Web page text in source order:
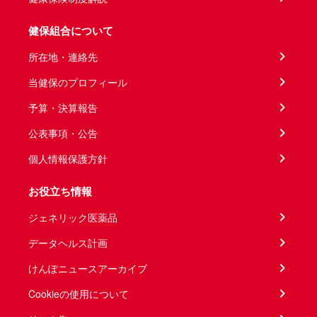
健保組合について
所在地・連絡先
当健保のプロフィール
予算・決算報告
公表事項・公告
個人情報保護方針
お役立ち情報
ジェネリック医薬品
データヘルス計画
けんぽニュースアーカイブ
Cookieの使用について